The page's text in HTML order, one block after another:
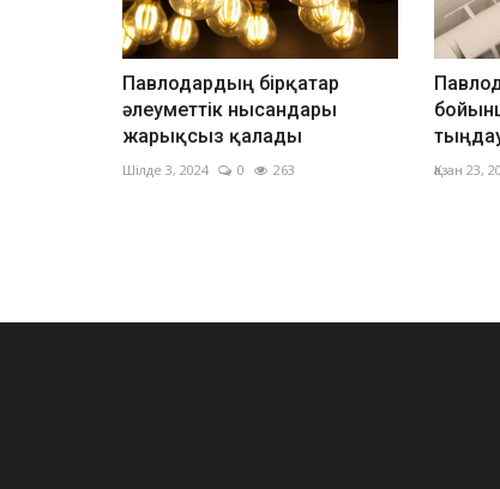
Павлодардың бірқатар
әлеуметтік нысандары
жарықсыз қалады
Шілде 3, 2024 0 263 Қазан 23,